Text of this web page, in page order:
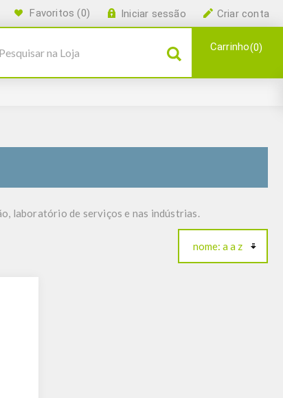
Criar conta
Iniciar sessão
Favoritos (0)
Carrinho 0
laboratório de serviços e nas indústrias.